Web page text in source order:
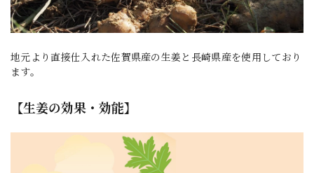
地元より直接仕入れた佐賀県産の生姜と長崎県産を使用しており
ます。
【生姜の効果・効能】